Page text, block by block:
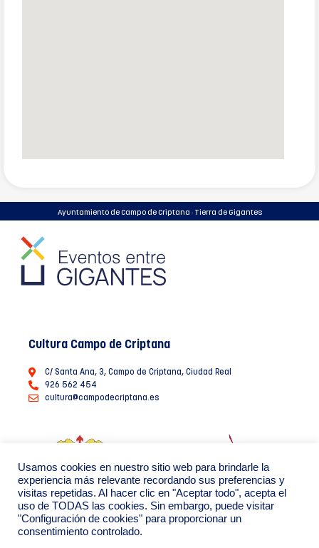
Ayuntamiento de Campo de Criptana · Tierra de Gigantes
Cultura Campo de Criptana
C/ Santa Ana, 3, Campo de Criptana, Ciudad Real
926 562 454
cultura@campodecriptana.es
Ayuntamiento de Campo de Criptana 2022
Usamos cookies en nuestro sitio web para brindarle la
experiencia más relevante recordando sus preferencias y
visitas repetidas. Al hacer clic en "Aceptar todo", acepta el
uso de TODAS las cookies. Sin embargo, puede visitar
"Configuración de cookies" para proporcionar un
consentimiento controlado.